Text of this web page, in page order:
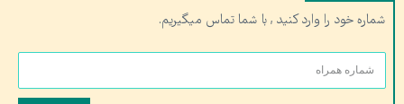
شماره خود را وارد کنید , با شما تماس میگیریم.